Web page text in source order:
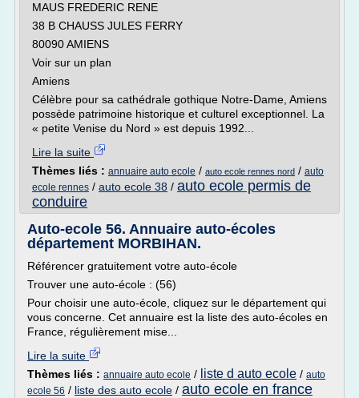
MAUS FREDERIC RENE
38 B CHAUSS JULES FERRY
80090 AMIENS
Voir sur un plan
Amiens
Célèbre pour sa cathédrale gothique Notre-Dame, Amiens
possède patrimoine historique et culturel exceptionnel. La
« petite Venise du Nord » est depuis 1992...
Lire la suite
Thèmes liés : annuaire auto ecole / auto ecole rennes nord / auto
ecole rennes / auto ecole 38 / auto ecole permis de
conduire
Auto-ecole 56. Annuaire auto-écoles
département MORBIHAN.
Référencer gratuitement votre auto-école
Trouver une auto-école : (56)
Pour choisir une auto-école, cliquez sur le département qui
vous concerne. Cet annuaire est la liste des auto-écoles en
France, régulièrement mise...
Lire la suite
Thèmes liés : annuaire auto ecole / liste d auto ecole / auto
ecole 56 / liste des auto ecole / auto ecole en france